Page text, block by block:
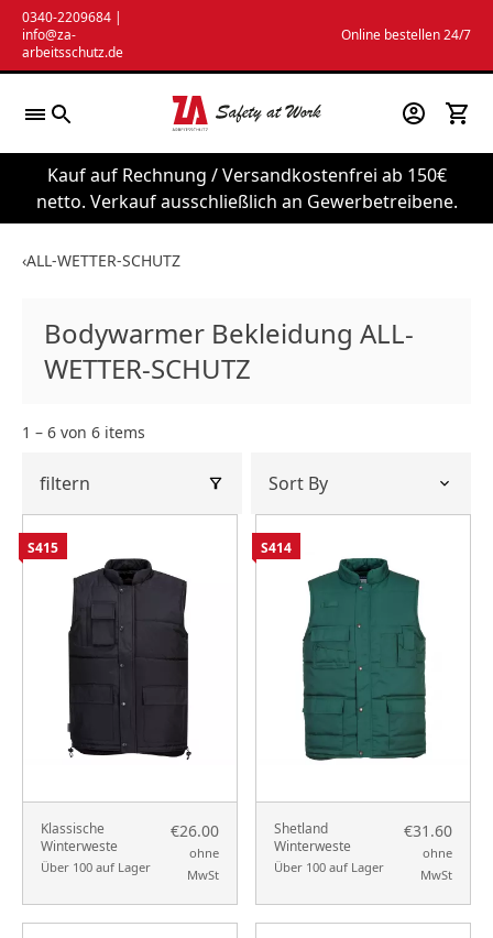
Zum
Inhalt
springen
0340-2209684 |
info@za-
arbeitsschutz.de
Online bestellen 24/7
Kauf auf Rechnung / Versandkostenfrei ab 150€
netto. Verkauf ausschließlich an Gewerbetreibene.
‹ALL-WETTER-SCHUTZ
Bodywarmer Bekleidung ALL-
WETTER-SCHUTZ
1 – 6 von 6 items
filtern
Klassische
Winterweste
Über 100 auf Lager
€26.00
ohne
MwSt
S415
Shetland
Winterweste
Über 100 auf Lager
€31.60
ohne
MwSt
S414